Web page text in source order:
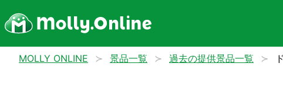
MOLLY ONLINE 景品一覧 過去の提供景品一覧